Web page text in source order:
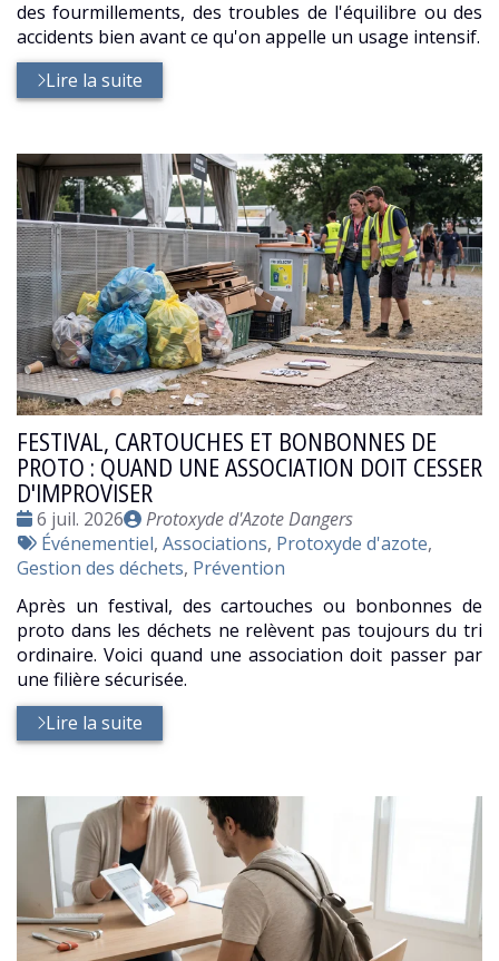
des fourmillements, des troubles de l'équilibre ou des
accidents bien avant ce qu'on appelle un usage intensif.
Lire la suite
FESTIVAL, CARTOUCHES ET BONBONNES DE
PROTO : QUAND UNE ASSOCIATION DOIT CESSER
D'IMPROVISER
Date
:
6 juil. 2026
Publié
par
Protoxyde d'Azote Dangers
Tags
:
Événementiel, Associations, Protoxyde d'azote,
Gestion des déchets, Prévention
Après un festival, des cartouches ou bonbonnes de
proto dans les déchets ne relèvent pas toujours du tri
ordinaire. Voici quand une association doit passer par
une filière sécurisée.
Lire la suite